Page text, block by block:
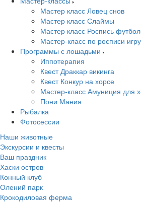
Мастер класс Ловец снов
Мастер класс Слаймы
Мастер класс Роспись
Мастер-класс по росписи
Программы с лошадьми
Иппотерапия
Квест Драккар викинга
Квест Конкур на хорсе
Мастер-класс Амуниция для
Пони Мания
Рыбалка
Фотосессии
Наши животные
Экскурсии и квесты
Ваш праздник
Хаски остров
Конный клуб
Олений парк
Крокодиловая ферма